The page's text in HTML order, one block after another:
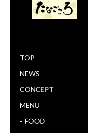
TOP
NEWS
CONCEPT
MENU
FOOD